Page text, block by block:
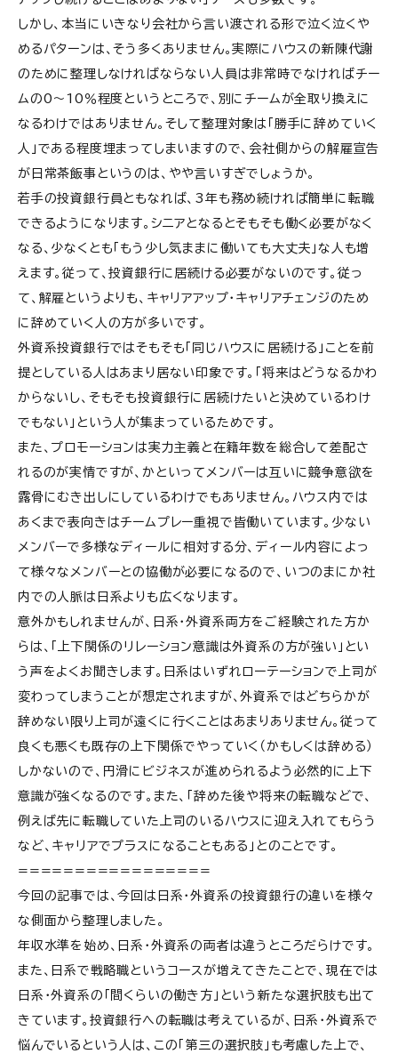
しかし、本当にいきなり会社から言い渡される形で泣く泣くや
めるパターンは、そう多くありません。実際にハウスの新陳代謝
のために整理しなければならない人員は非常時でなければチー
ムの0〜10％程度というところで、別にチームが全取り換えに
なるわけではありません。そして整理対象は「勝手に辞めていく
人」である程度埋まってしまいますので、会社側からの解雇宣告
が日常茶飯事というのは、やや言いすぎでしょうか。
若手の投資銀行員ともなれば、3年も務め続ければ簡単に転職
できるようになります。シニアとなるとそもそも働く必要がなく
なる、少なくとも「もう少し気ままに働いても大丈夫」な人も増
えます。従って、投資銀行に居続ける必要がないのです。従っ
て、解雇というよりも、キャリアアップ・キャリアチェンジのため
に辞めていく人の方が多いです。
外資系投資銀行ではそもそも「同じハウスに居続ける」ことを前
提としている人はあまり居ない印象です。「将来はどうなるかわ
からないし、そもそも投資銀行に居続けたいと決めているわけ
でもない」という人が集まっているためです。
また、プロモーションは実力主義と在籍年数を総合して差配さ
れるのが実情ですが、かといってメンバーは互いに競争意欲を
露骨にむき出しにしているわけでもありません。ハウス内では
あくまで表向きはチームプレー重視で皆働いています。少ない
メンバーで多様なディールに相対する分、ディール内容によっ
て様々なメンバーとの協働が必要になるので、いつのまにか社
内での人脈は日系よりも広くなります。
意外かもしれませんが、日系・外資系両方をご経験された方か
らは、「上下関係のリレーション意識は外資系の方が強い」とい
う声をよくお聞きします。日系はいずれローテーションで上司が
変わってしまうことが想定されますが、外資系ではどちらかが
辞めない限り上司が遠くに行くことはあまりありません。従って
良くも悪くも既存の上下関係でやっていく（かもしくは辞める）
しかないので、円滑にビジネスが進められるよう必然的に上下
意識が強くなるのです。また、「辞めた後や将来の転職などで、
例えば先に転職していた上司のいるハウスに迎え入れてもらう
など、キャリアでプラスになることもある」とのことです。
=================
今回の記事では、今回は日系・外資系の投資銀行の違いを様々
な側面から整理しました。
年収水準を始め、日系・外資系の両者は違うところだらけです。
また、日系で戦略職というコースが増えてきたことで、現在では
日系・外資系の「間くらいの働き方」という新たな選択肢も出て
きています。投資銀行への転職は考えているが、日系・外資系で
悩んでいるという人は、この「第三の選択肢」も考慮した上で、